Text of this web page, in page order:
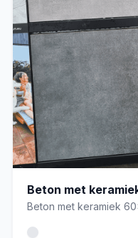
Beton met
Beton met keramiek